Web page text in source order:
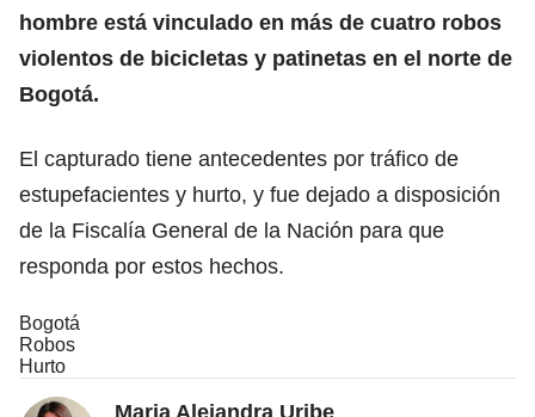
hombre está vinculado en más de cuatro robos
violentos de bicicletas y patinetas en el norte de
Bogotá.
El capturado tiene antecedentes por tráfico de
estupefacientes y hurto, y fue dejado a disposición
de la Fiscalía General de la Nación para que
responda por estos hechos.
Bogotá
Robos
Hurto
Maria Alejandra Uribe